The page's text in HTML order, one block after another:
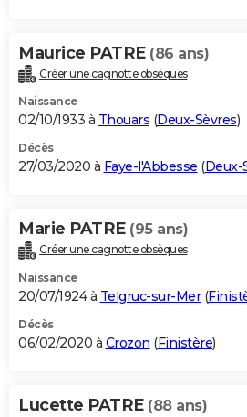
Maurice PATRE (86 ans)
Créer une cagnotte obsèques
Naissance
02/10/1933 à Thouars (Deux-Sèvres)
Décès
27/03/2020 à Faye-l'Abbesse (Deux-
Marie PATRE (95 ans)
Créer une cagnotte obsèques
Naissance
20/07/1924 à Telgruc-sur-Mer(
Décès
06/02/2020 à Crozon (Finistère)
Lucette PATRE (88 ans)